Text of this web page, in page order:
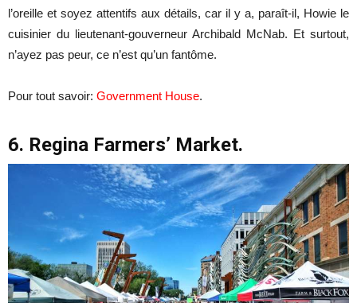
l’oreille et soyez attentifs aux détails, car il y a, paraît-il, Howie le
cuisinier du lieutenant-gouverneur Archibald McNab. Et surtout,
n’ayez pas peur, ce n’est qu’un fantôme.
Pour tout savoir: Government House.
6. Regina Farmers’ Market.